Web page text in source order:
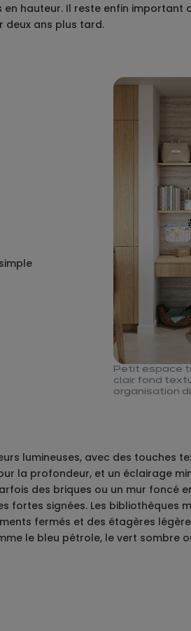
hauteur.​ Il reste enfin important
deux ans plus tard.
Petit espace
clair fond
organisation
lumineuses, avec des touches
la profondeur, et un éclairage
des briques ou un mur foncé
fortes signées. Les bibliothèques
fermés et des étagères
le bleu pétrole, le vert sombre